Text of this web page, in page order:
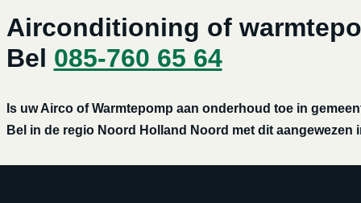
Airconditioning of
Bel 085-760 65 64
Is uw Airco of Warmtepomp aan onderhoud toe in
Bel in de regio Noord Holland Noord met dit aangewezen